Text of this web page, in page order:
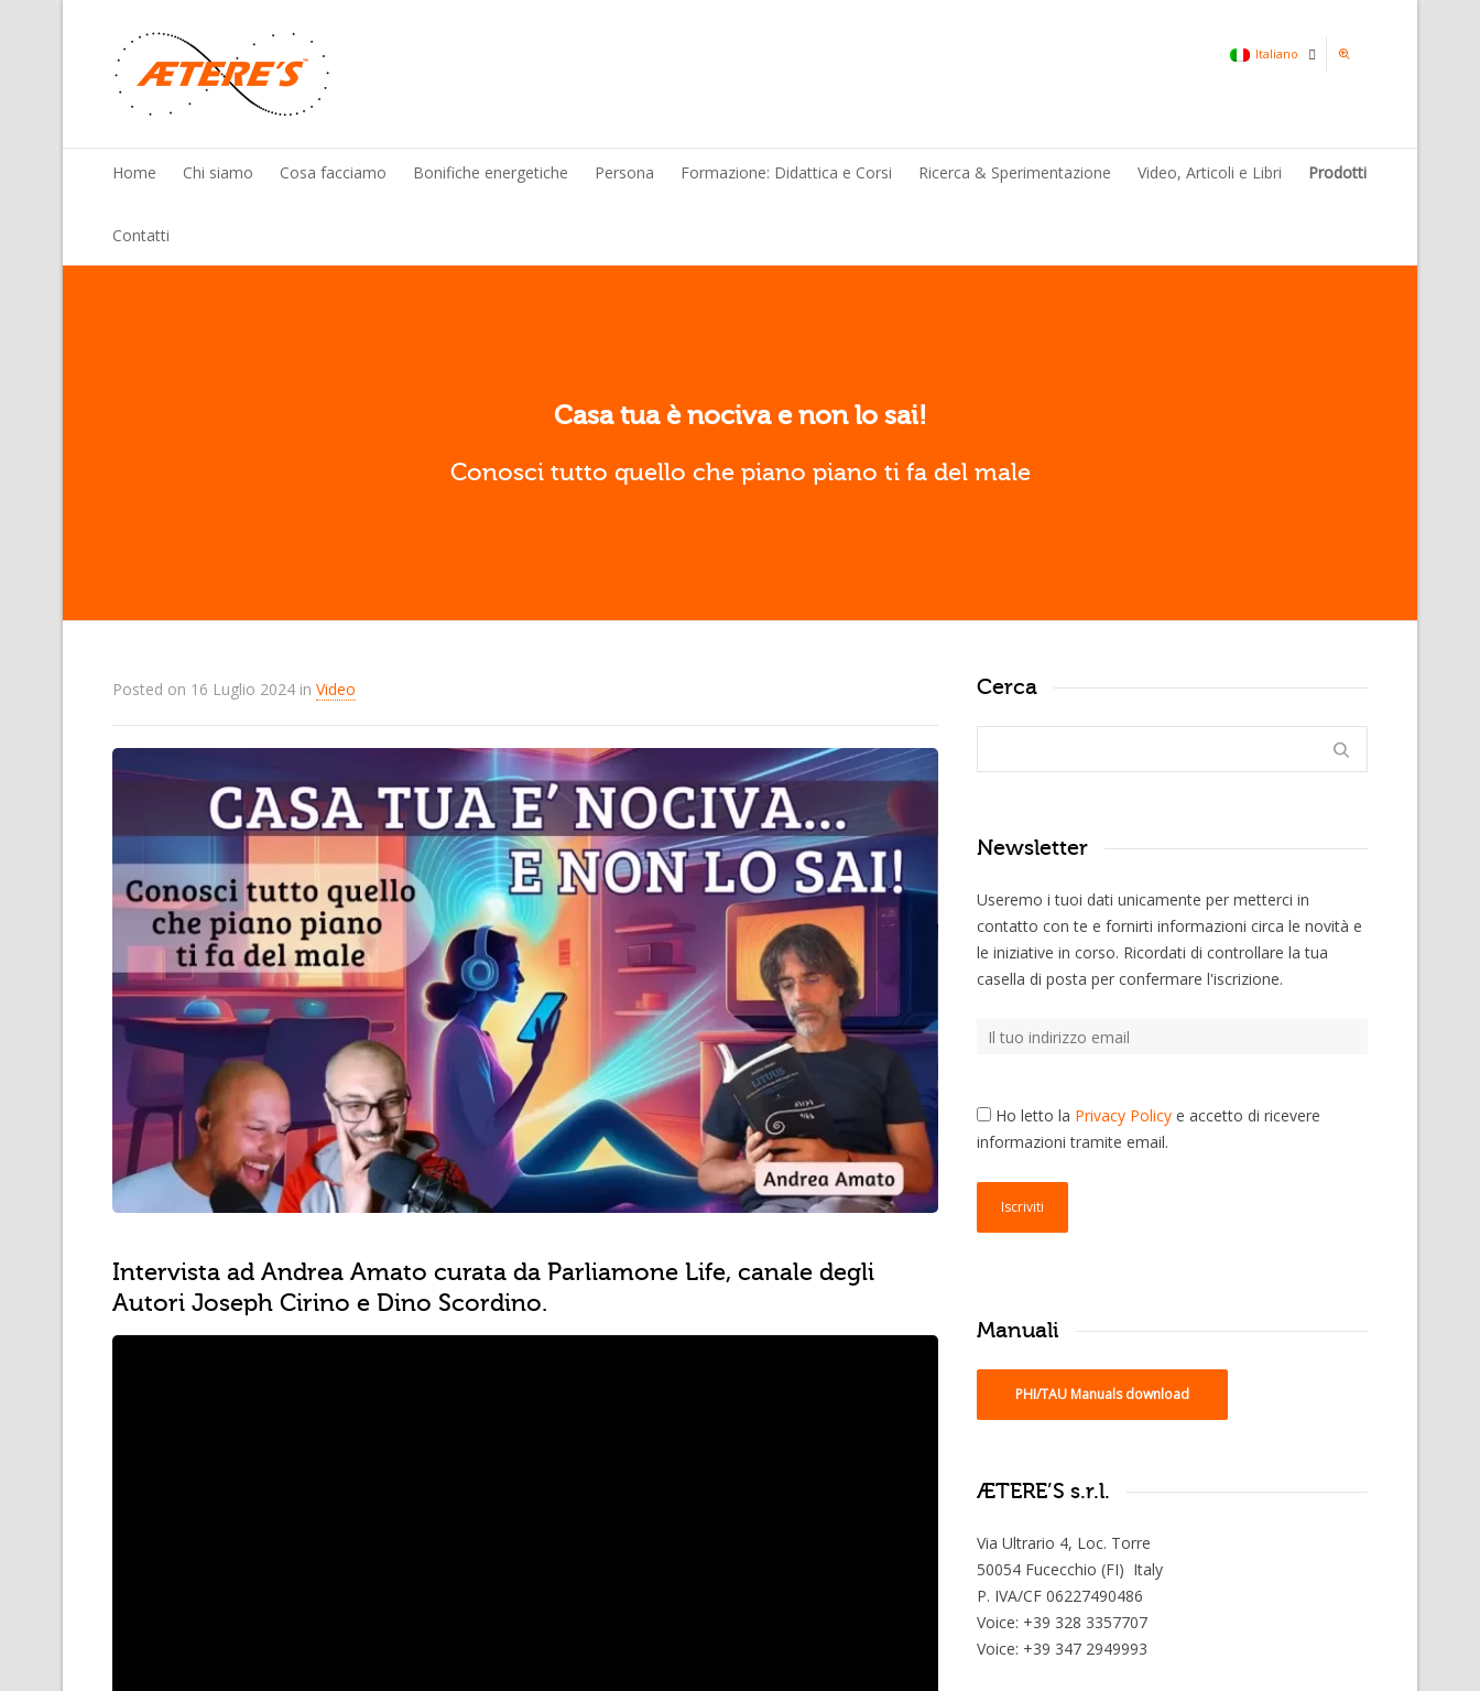
Italiano
Italiano
Home Chi siamo Cosa facciamo Bonifiche energetiche Persona Formazione: Didattica e Corsi Ricerca & Sperimentazione Video, Articoli e Libri Prodotti
Contatti
Casa tua è nociva e non lo sai!
Conosci tutto quello che piano piano ti fa del male
Posted on 16 Luglio 2024 in Video
Intervista ad Andrea Amato curata da Parliamone Life, canale degli
Autori Joseph Cirino e Dino Scordino.
Cerca
Newsletter
Useremo i tuoi dati unicamente per metterci in
contatto con te e fornirti informazioni circa le novità e
le iniziative in corso. Ricordati di controllare la tua
casella di posta per confermare l'iscrizione.
Ho letto la Privacy Policy e accetto di ricevere
informazioni tramite email.
Manuali
PHI/TAU Manuals download
ÆTERE’S s.r.l.
Via Ultrario 4, Loc. Torre
50054 Fucecchio (FI) Italy
P. IVA/CF 06227490486
Voice: +39 328 3357707
Voice: +39 347 2949993